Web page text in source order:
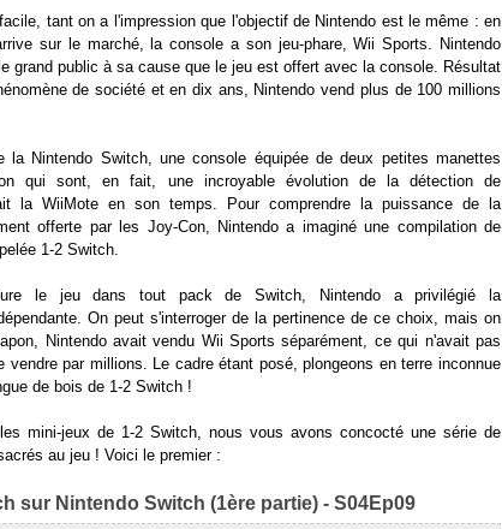
tant on a l'impression que l'objectif de Nintendo est le même : en
sur le marché, la console a son jeu-phare, Wii Sports. Nintendo
grand public à sa cause que le jeu est offert avec la console. Résultat
de société et en dix ans, Nintendo vend plus de 100 millions
la Nintendo Switch, une console équipée de deux petites manettes
qui sont, en fait, une incroyable évolution de la détection de
la WiiMote en son temps. Pour comprendre la puissance de la
offerte par les Joy-Con, Nintendo a imaginé une compilation de
1-2 Switch.
le jeu dans tout pack de Switch, Nintendo a privilégié la
On peut s'interroger de la pertinence de ce choix, mais on
Nintendo avait vendu Wii Sports séparément, ce qui n'avait pas
vendre par millions. Le cadre étant posé, plongeons en terre inconnue
de bois de 1-2 Switch !
mini-jeux de 1-2 Switch, nous vous avons concocté une série de
au jeu ! Voici le premier :
sur Nintendo Switch (1ère partie) - S04Ep09